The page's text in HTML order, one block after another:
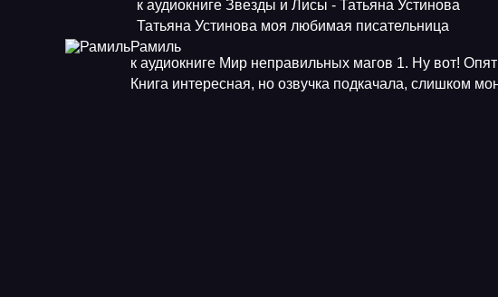
к аудиокниге Звезды и Лисы - Татьяна Устинова
Татьяна Устинова моя любимая писательница
Рамиль
к аудиокниге Мир неправильных магов 1. Ну вот!
Книга интересная, но озвучка подкачала, слишком